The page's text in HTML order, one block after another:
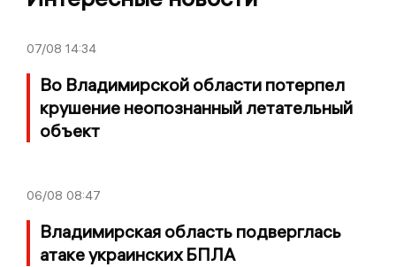
07/08 14:34
Во Владимирской области потерпел
крушение неопознанный летательный
объект
06/08 08:47
Владимирская область подверглась
атаке украинских БПЛА